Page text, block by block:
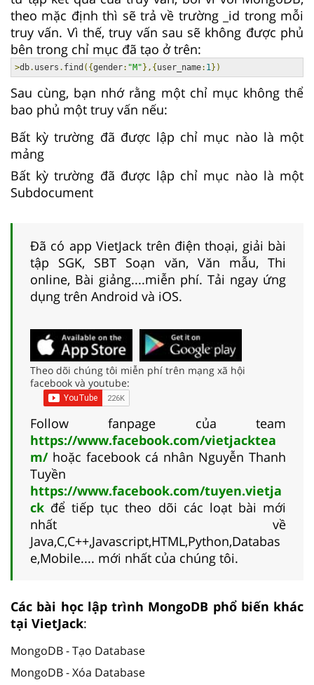
theo mặc định thì sẽ trả về trường _id trong mỗi
truy vấn. Vì thế, truy vấn sau sẽ không được phủ
bên trong chỉ mục đã tạo ở trên:
>db. users . find ({gender: "M"},{user_name: 1 })
Sau cùng, bạn nhớ rằng một chỉ mục không thể
bao phủ một truy vấn nếu:
Bất kỳ trường đã được lập chỉ mục nào là một
mảng
Bất kỳ trường đã được lập chỉ mục nào là một
Subdocument
Đã có app VietJack trên điện thoại, giải bài
tập SGK, SBT Soạn văn, Văn mẫu, Thi
online, Bài giảng....miễn phí. Tải ngay ứng
dụng trên Android và iOS.
Theo dõi chúng tôi miễn phí trên mạng xã hội
facebook và youtube:
Follow fanpage của team
https://www.facebook.com/vietjacktea
m/ hoặc facebook cá nhân Nguyễn Thanh
Tuyền
https://www.facebook.com/tuyen.vietja
ck để tiếp tục theo dõi các loạt bài mới
nhất về
Java,C,C++,Javascript,HTML,Python,Databas
e,Mobile.... mới nhất của chúng tôi.
Các bài học lập trình MongoDB phổ biến khác
tại VietJack:
MongoDB - Tạo Database
MongoDB - Xóa Database